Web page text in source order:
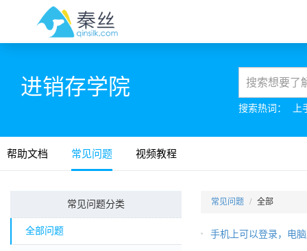
进销存学院
搜索热词：
帮助文档 常见问题 视频教程
常见问题分类
全部问题
常见问题 全部
手机上可以登录，电